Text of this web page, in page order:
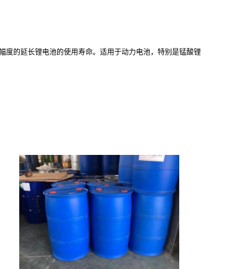
的延长锂电池的使用寿命。适用于动力电池，特别是锰酸锂